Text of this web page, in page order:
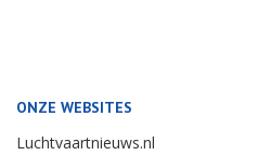
ONZE WEBSITES
Luchtvaartnieuws.nl